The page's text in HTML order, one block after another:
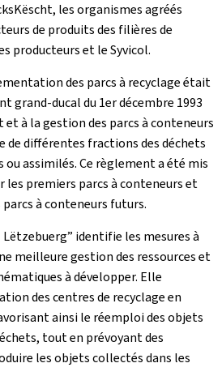
les organismes agréés
de produits des filières de
producteurs et le Syvicol.
des parcs à recyclage était
grand-ducal du 1er décembre 1993
à la gestion des parcs à conteneurs
de différentes fractions des déchets
assimilés. Ce règlement a été mis
les premiers parcs à conteneurs et
à conteneurs futurs.
identifie les mesures à
meilleure gestion des ressources et
à développer. Elle
des centres de recyclage en
ainsi le réemploi des objets
tout en prévoyant des
les objets collectés dans les